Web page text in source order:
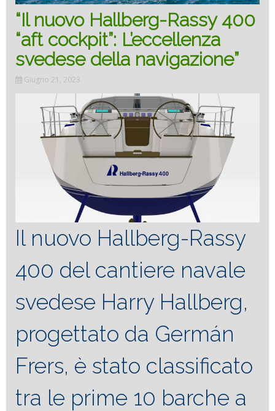
cockpit”:
Swedish
in
“Il nuovo Hallberg-Rassy 400
“aft cockpit”: L’eccellenza
svedese della navigazione”
Giugno 21, 2023
Il nuovo Hallberg-Rassy
400 del cantiere navale
svedese Harry Hallberg,
progettato da Germán
Frers, è stato classificato
tra le prime 10 barche a